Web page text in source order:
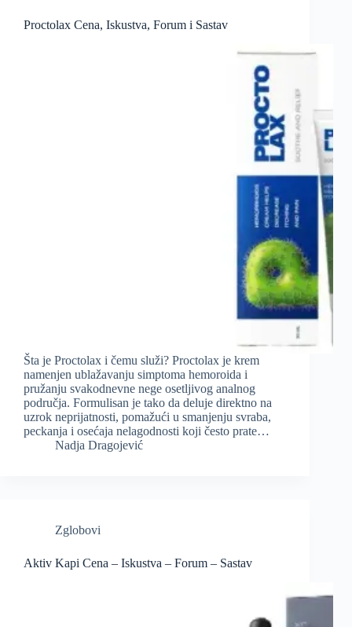
Proctolax Cena, Iskustva, Forum i Sastav
Šta je Proctolax i čemu služi? Proctolax je krem
namenjen ublažavanju simptoma hemoroida i
pružanju svakodnevne nege osetljivog analnog
područja. Formulisan je tako da deluje direktno na
uzrok neprijatnosti, pomažući u smanjenju svraba,
peckanja i osećaja nelagodnosti koji često prate…
Nadja Dragojević
Zglobovi
Aktiv Kapi Cena – Iskustva – Forum – Sastav